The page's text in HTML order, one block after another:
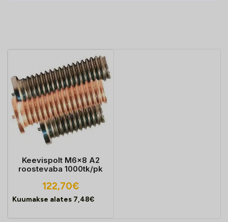
Keevispolt M6x8 A2
roostevaba 1000tk/pk
122,70€
Kuumakse alates 7,48€